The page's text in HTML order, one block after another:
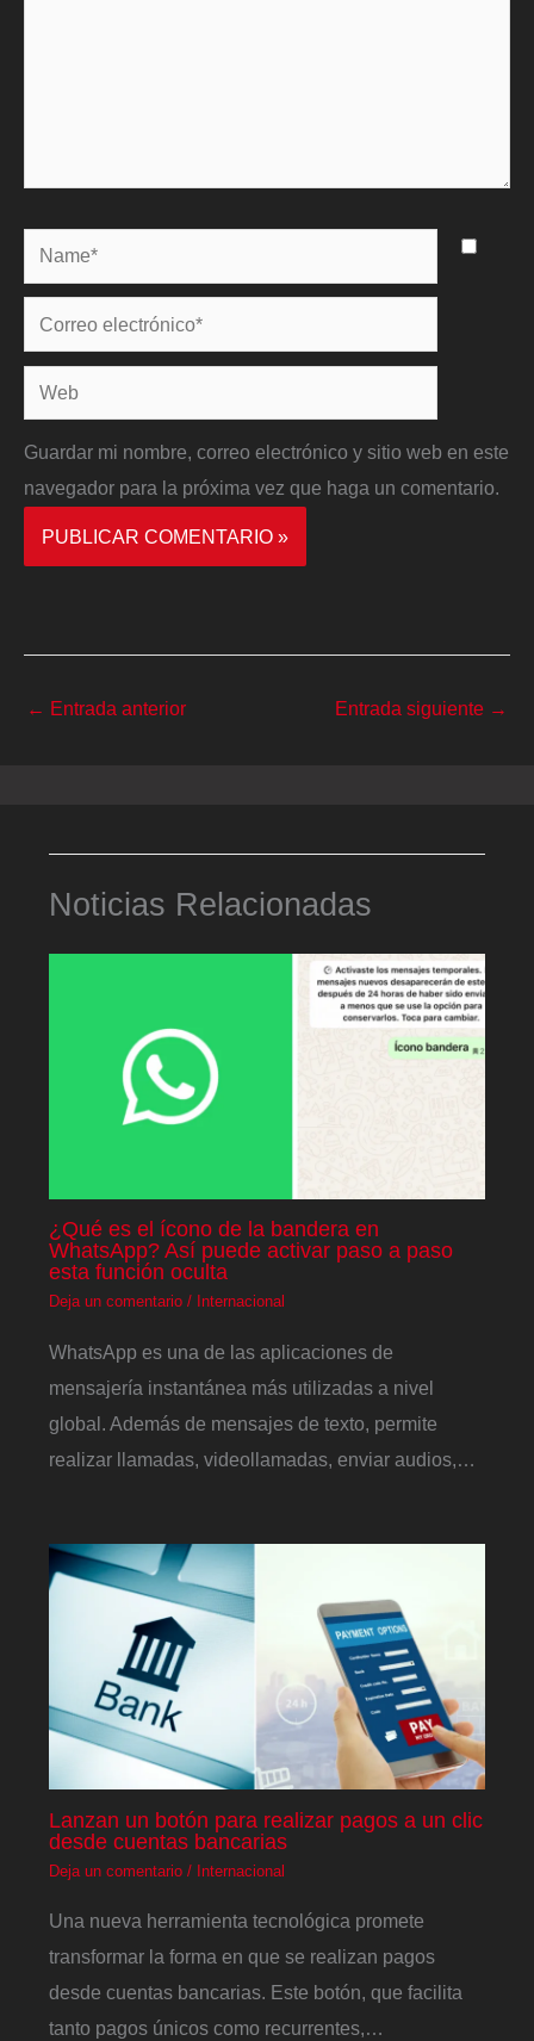
Name*
Correo
electrónico*
Web
Guardar mi nombre, correo electrónico y sitio web en este
navegador para la próxima vez que haga un comentario.
← Entrada anterior Entrada siguiente →
Noticias Relacionadas
¿Qué es el ícono de la bandera en
WhatsApp? Así puede activar paso a paso
esta función oculta
Deja un comentario / Internacional
WhatsApp es una de las aplicaciones de
mensajería instantánea más utilizadas a nivel
global. Además de mensajes de texto, permite
realizar llamadas, videollamadas, enviar audios,…
Lanzan un botón para realizar pagos a un clic
desde cuentas bancarias
Deja un comentario / Internacional
Una nueva herramienta tecnológica promete
transformar la forma en que se realizan pagos
desde cuentas bancarias. Este botón, que facilita
tanto pagos únicos como recurrentes,…